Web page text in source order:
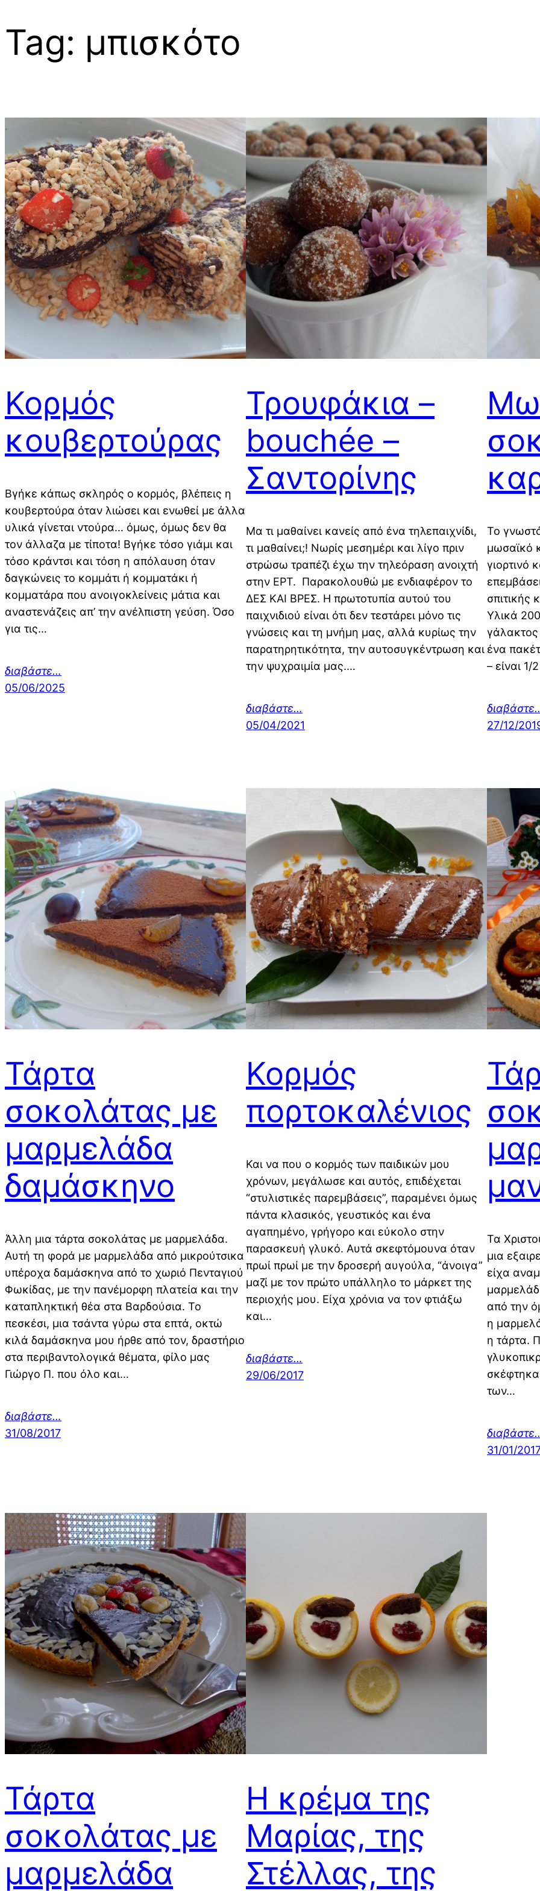
Tag: μπισκότο
Κορμός
κουβερτούρας
Βγήκε κάπως σκληρός ο κορμός, βλέπεις η
κουβερτούρα όταν λιώσει και ενωθεί με άλλα
υλικά γίνεται ντούρα… όμως, όμως δεν θα
τον άλλαζα με τίποτα! Βγήκε τόσο γιάμι και
τόσο κράντσι και τόση η απόλαυση όταν
δαγκώνεις το κομμάτι ή κομματάκι ή
κομματάρα που ανοιγοκλείνεις μάτια και
αναστενάζεις απ’ την ανέλπιστη γεύση. Όσο
για τις…
διαβάστε…
05/06/2025
Τρουφάκια –
bouchée –
Σαντορίνης
Μα τι μαθαίνει κανείς από ένα τηλεπαιχνίδι,
τι μαθαίνει;! Νωρίς μεσημέρι και λίγο πριν
στρώσω τραπέζι έχω την τηλεόραση ανοιχτή
στην ΕΡΤ. Παρακολουθώ με ενδιαφέρον το
ΔΕΣ ΚΑΙ ΒΡΕΣ. Η πρωτοτυπία αυτού του
παιχνιδιού είναι ότι δεν τεστάρει μόνο τις
γνώσεις και τη μνήμη μας, αλλά κυρίως την
παρατηρητικότητα, την αυτοσυγκέντρωση και
την ψυχραιμία μας.…
διαβάστε…
05/04/2021
Το
μωσαϊκό
γιορτινό
Υλικά
γάλακτος
ένα
– είναι
27/12/
Τάρτα
σοκολάτας με
μαρμελάδα
δαμάσκηνο
Άλλη μια τάρτα σοκολάτας με μαρμελάδα.
Αυτή τη φορά με μαρμελάδα από μικρούτσικα
υπέροχα δαμάσκηνα από το χωριό Πενταγιού
Φωκίδας, με την πανέμορφη πλατεία και την
καταπληκτική θέα στα Βαρδούσια. Το
πεσκέσι, μια τσάντα γύρω στα επτά, οκτώ
κιλά δαμάσκηνα μου ήρθε από τον, δραστήριο
στα περιβαντολογικά θέματα, φίλο μας
Γιώργο Π. που όλο και…
διαβάστε…
31/08/2017
Κορμός
πορτοκαλένιος
Και να που ο κορμός των παιδικών μου
χρόνων, μεγάλωσε και αυτός, επιδέχεται
“στυλιστικές παρεμβάσεις”, παραμένει όμως
πάντα κλασικός, γευστικός και ένα
αγαπημένο, γρήγορο και εύκολο στην
παρασκευή γλυκό. Αυτά σκεφτόμουνα όταν
πρωί πρωί με την δροσερή αυγούλα, “άνοιγα”
μαζί με τον πρώτο υπάλληλο το μάρκετ της
περιοχής μου. Είχα χρόνια να τον φτιάξω
και…
διαβάστε…
29/06/2017
Τα
μια
είχα
από την
η
η τάρτα.
σκέφτηκα
των…
31/01/
Τάρτα
σοκολάτας με
μαρμελάδα
Η κρέμα της
Μαρίας, της
Στέλλας, της